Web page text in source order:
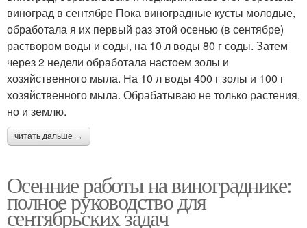
виноград в сентябре Пока виноградные кусты молодые,
обработала я их первый раз этой осенью (в сентябре)
раствором воды и соды, на 10 л воды 80 г соды. Затем
через 2 недели обработала настоем золы и
хозяйственного мыла. На 10 л воды 400 г золы и 100 г
хозяйственного мыла. Обрабатываю не только растения,
но и землю.
читать дальше →
Осенние работы на винограднике:
полное руководство для
сентябрьских задач